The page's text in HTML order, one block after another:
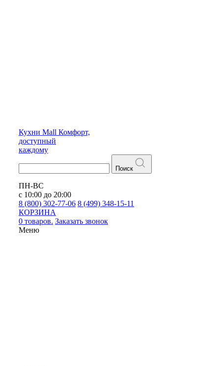
Кухни Mall Комфорт,
доступный
каждому
Поиск
ПН-ВС
с 10:00 до 20:00
8 (800) 302-77-06 8 (499) 348-15-11
КОРЗИНА
0 товаров. Заказать звонок
Меню